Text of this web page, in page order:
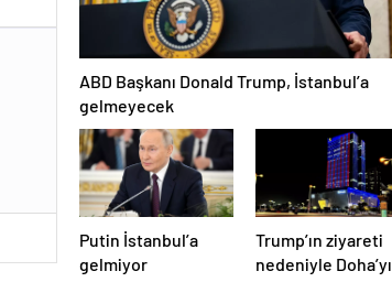
ABD Başkanı Donald Trump, İstanbul’a
gelmeyecek
Putin İstanbul’a
gelmiyor
Trump’ın ziyareti
nedeniyle Doha’yı